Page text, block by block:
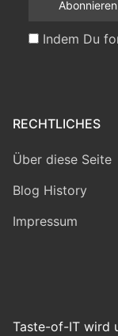
Indem Du
RECHTLICHES
Über diese Seite
Blog History
Impressum
Taste-of-IT wird